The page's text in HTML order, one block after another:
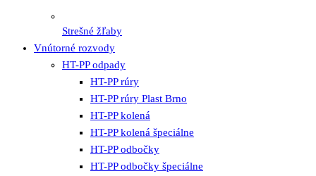
Strešné žľaby
Vnútorné rozvody
HT-PP odpady
HT-PP rúry
HT-PP rúry Plast Brno
HT-PP kolená
HT-PP kolená špeciálne
HT-PP odbočky
HT-PP odbočky špeciálne